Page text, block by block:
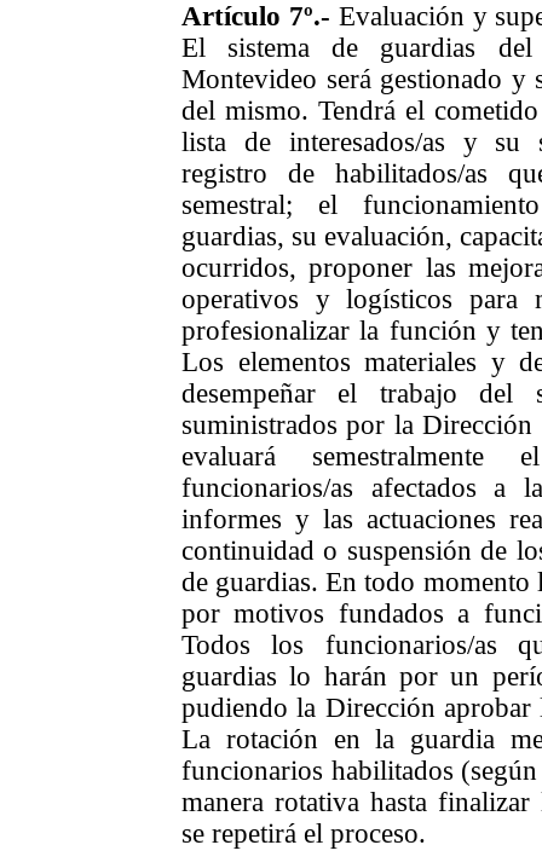
Artículo 7º.- Evaluación y
El sistema de guardias
Montevideo será gestionado
del mismo. Tendrá el
lista de interesados/as y su
registro de habilitados/as
semestral; el
guardias, su evaluación,
ocurridos, proponer las
operativos y logísticos para
profesionalizar la función y
Los elementos materiales y
desempeñar el trabajo del
suministrados por la
evaluará
funcionarios/as afectados a
informes y las actuaciones
continuidad o suspensión de
de guardias. En todo
por motivos fundados a
Todos los funcionarios/as
guardias lo harán por un
pudiendo la Dirección aprobar
La rotación en la guardia
funcionarios habilitados
manera rotativa hasta
se repetirá el proceso.